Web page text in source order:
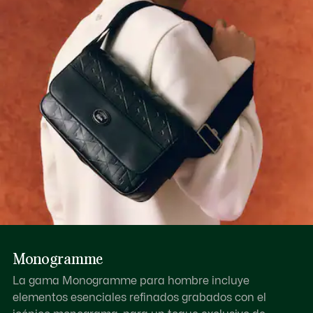
Descubre más aquí
Monogramme
La gama Monogramme para hombre incluye
elementos esenciales refinados grabados con el